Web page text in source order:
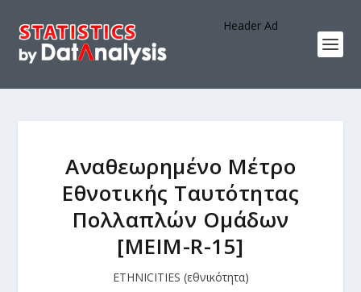
Header Ad
Αναθεωρημένο Μέτρο
Εθνοτικής Ταυτότητας
Πολλαπλών Ομάδων
[MEIM-R-15]
ETHNICITIES (εθνικότητα)